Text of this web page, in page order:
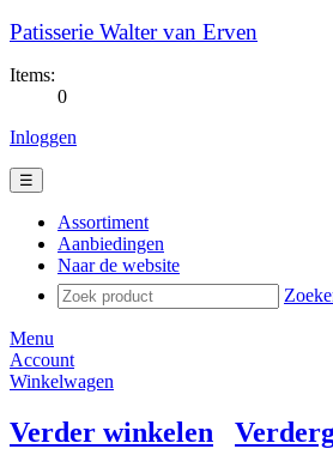
Patisserie Walter van Erven
Items:
0
Inloggen
☰
Assortiment
Aanbiedingen
Naar de website
Menu
Account
Winkelwagen
Verder winkelen